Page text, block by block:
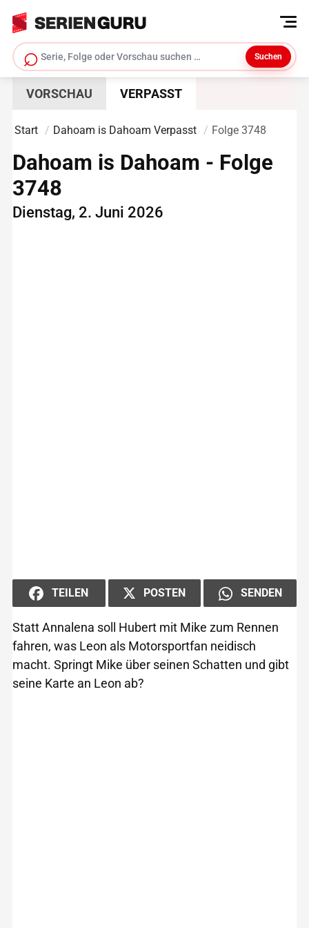
⌕
Serie suchen
Suchen
VORSCHAU VERPASST
Start Dahoam is Dahoam Verpasst Folge 3748
Dahoam is Dahoam - Folge
3748
Dienstag, 2. Juni 2026
TEILEN POSTEN SENDEN
Statt Annalena soll Hubert mit Mike zum Rennen
fahren, was Leon als Motorsportfan neidisch
macht. Springt Mike über seinen Schatten und gibt
seine Karte an Leon ab?